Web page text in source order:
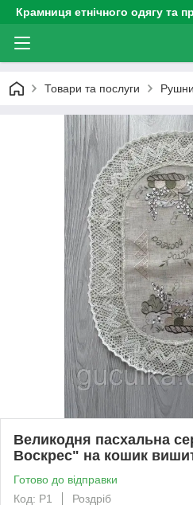
Крамниця етнічного одягу та
Товари та послуги
Великодня пасхальна
Воскрес" на кошик
Готово до відправки
Код: P1
Роздріб